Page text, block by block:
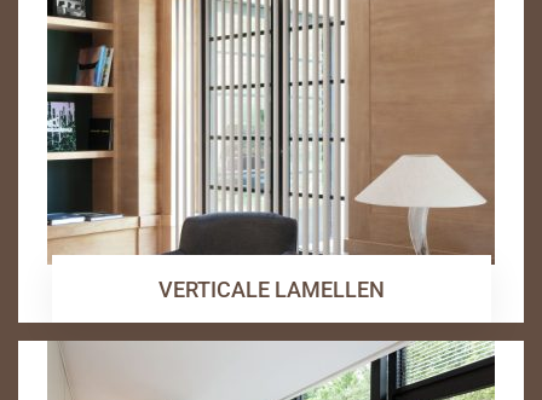
VERTICALE LAMELLEN